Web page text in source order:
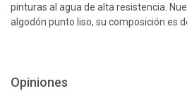
pinturas al agua de alta resistencia.
algodón punto liso, su composición es
Opiniones